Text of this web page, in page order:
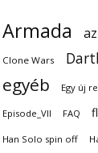
Armada
Clone Wars
egyéb Egy új
Episode_VII FAQ
Han Solo spin off